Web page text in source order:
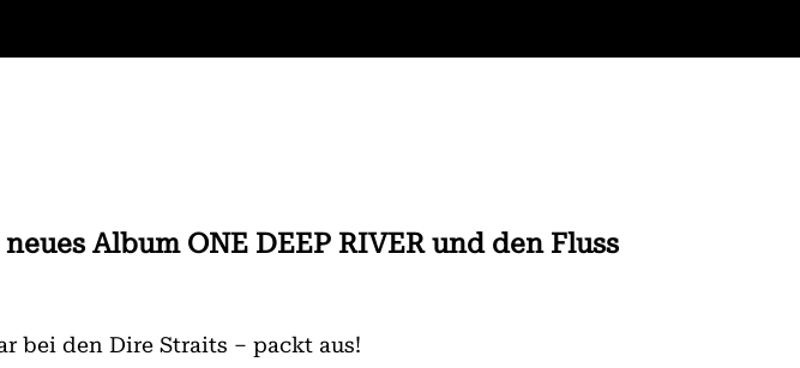
Album ONE DEEP RIVER und den Fluss
bei den Dire Straits – packt aus!